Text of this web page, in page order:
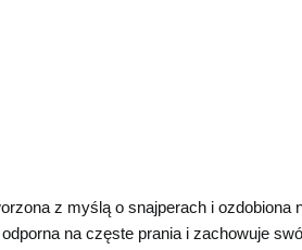
z myślą o snajperach i ozdobiona
na częste prania i zachowuje